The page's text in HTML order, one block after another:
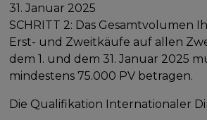
31. Januar 2025
SCHRITT 2: Das Gesamtvolumen
Erst- und Zweitkäufe auf allen
dem 1. und dem 31. Januar 2025
mindestens 75.000 PV betragen.
Die Qualifikation Internationaler